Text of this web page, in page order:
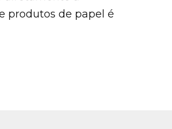
produtos de papel é